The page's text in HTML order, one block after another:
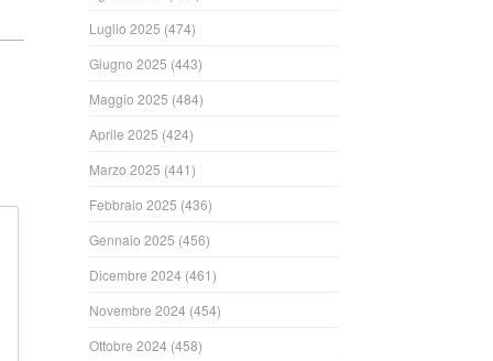
Luglio 2025 (474)
Giugno 2025 (443)
Maggio 2025 (484)
Aprile 2025 (424)
Marzo 2025 (441)
Febbraio 2025 (436)
Gennaio 2025 (456)
Dicembre 2024 (461)
Novembre 2024 (454)
Ottobre 2024 (458)